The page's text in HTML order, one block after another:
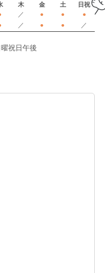
木 金 土 日祝
／ ● ● ●
／ ● ● ／
曜祝日午後